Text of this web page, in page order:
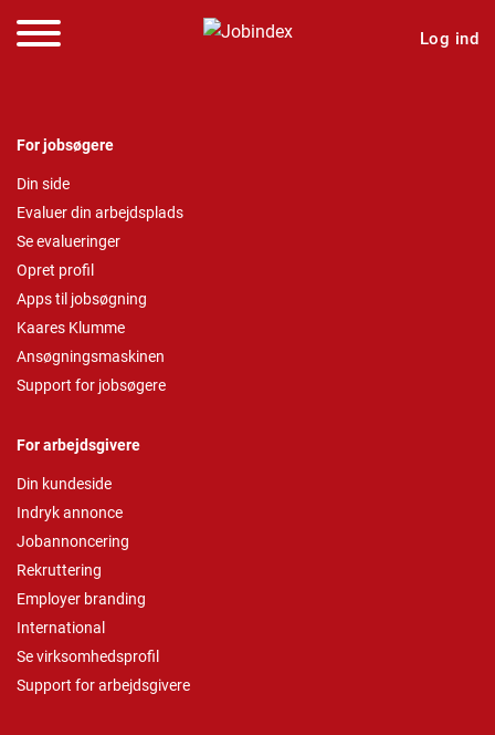
Log ind
For jobsøgere
Din side
Evaluer din arbejdsplads
Se evalueringer
Opret profil
Apps til jobsøgning
Kaares Klumme
Ansøgningsmaskinen
Support for jobsøgere
For arbejdsgivere
Din kundeside
Indryk annonce
Jobannoncering
Rekruttering
Employer branding
International
Se virksomhedsprofil
Support for arbejdsgivere